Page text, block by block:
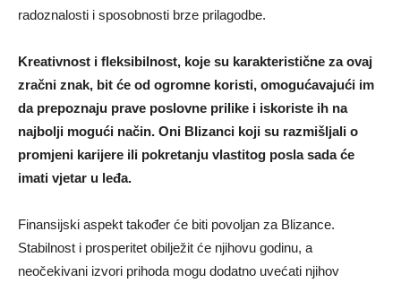
radoznalosti i sposobnosti brze prilagodbe.
Kreativnost i fleksibilnost, koje su karakteristične za ovaj
zračni znak, bit će od ogromne koristi, omogućavajući im
da prepoznaju prave poslovne prilike i iskoriste ih na
najbolji mogući način. Oni Blizanci koji su razmišljali o
promjeni karijere ili pokretanju vlastitog posla sada će
imati vjetar u leđa.
Finansijski aspekt također će biti povoljan za Blizance.
Stabilnost i prosperitet obilježit će njihovu godinu, a
neočekivani izvori prihoda mogu dodatno uvećati njihov